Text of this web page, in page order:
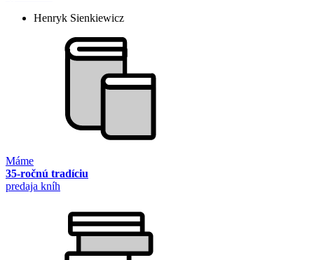
Henryk Sienkiewicz
Máme
35-ročnú tradíciu
predaja kníh